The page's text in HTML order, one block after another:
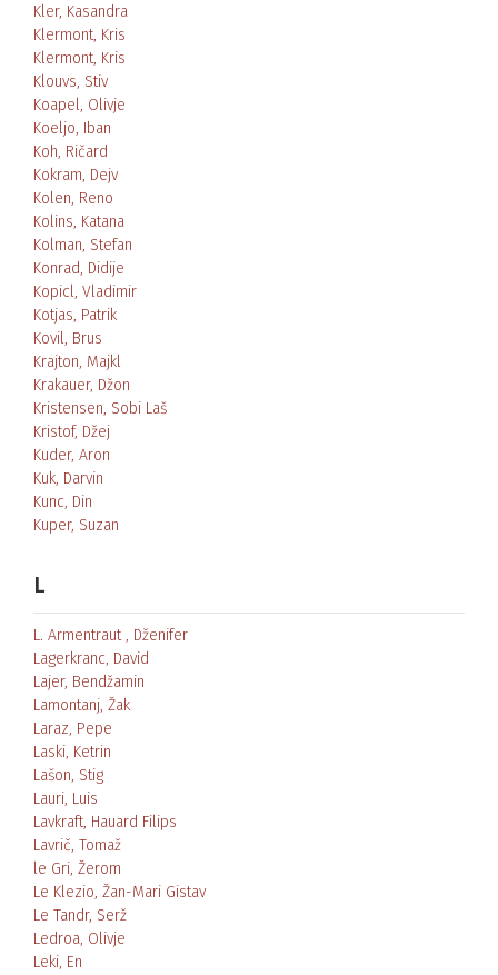
Kler, Kasandra
Klermont, Kris
Klermont, Kris
Klouvs, Stiv
Koapel, Olivje
Koeljo, Iban
Koh, Ričard
Kokram, Dejv
Kolen, Reno
Kolins, Katana
Kolman, Stefan
Konrad, Didije
Kopicl, Vladimir
Kotjas, Patrik
Kovil, Brus
Krajton, Majkl
Krakauer, Džon
Kristensen, Sobi Laš
Kristof, Džej
Kuder, Aron
Kuk, Darvin
Kunc, Din
Kuper, Suzan
L
L. Armentraut , Dženifer
Lagerkranc, David
Lajer, Bendžamin
Lamontanj, Žak
Laraz, Pepe
Laski, Ketrin
Lašon, Stig
Lauri, Luis
Lavkraft, Hauard Filips
Lavrič, Tomaž
le Gri, Žerom
Le Klezio, Žan-Mari Gistav
Le Tandr, Serž
Ledroa, Olivje
Leki, En